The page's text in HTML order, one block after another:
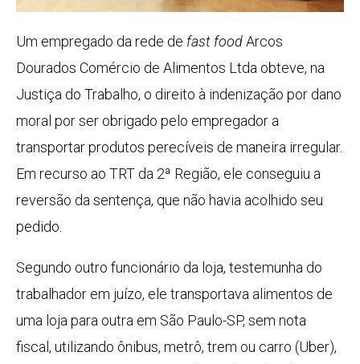
Um empregado da rede de fast foodArcos
Dourados Comércio de Alimentos Ltda obteve, na
Justiça do Trabalho, o direito à indenização por dano
moral por ser obrigado pelo empregador a
transportar produtos perecíveis de maneira irregular.
Em recurso ao TRT da 2ª Região, ele conseguiu a
reversão da sentença, que não havia acolhido seu
pedido.
Segundo outro funcionário da loja, testemunha do
trabalhador em juízo, ele transportava alimentos de
uma loja para outra em São Paulo-SP, sem nota
fiscal, utilizando ônibus, metrô, trem ou carro (Uber),